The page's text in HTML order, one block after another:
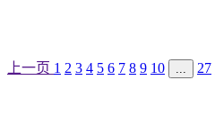
上一页 1 2 3 4 5 6 7 8 9 10 ... 27